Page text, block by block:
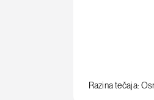
Razina tečaja: